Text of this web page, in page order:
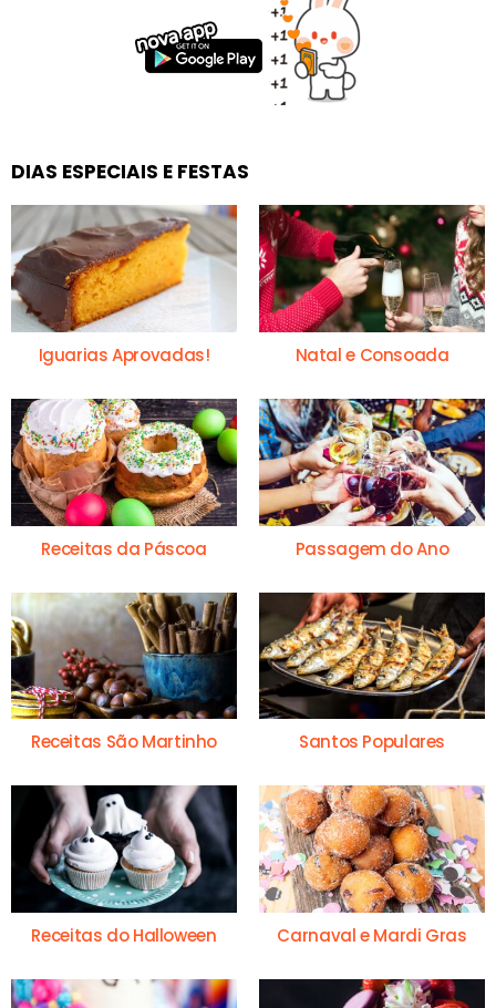
DIAS ESPECIAIS E FESTAS
Iguarias Aprovadas! Natal e Consoada
Receitas da Páscoa Passagem do Ano
Receitas São Martinho Santos Populares
Receitas do Halloween Carnaval e Mardi Gras